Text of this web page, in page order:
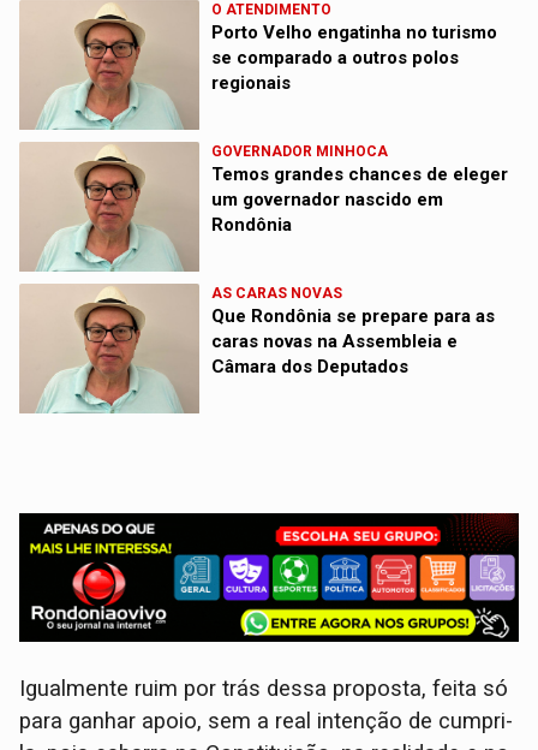
O ATENDIMENTO
Porto Velho engatinha no turismo
se comparado a outros polos
regionais
GOVERNADOR MINHOCA
Temos grandes chances de eleger
um governador nascido em
Rondônia
AS CARAS NOVAS
Que Rondônia se prepare para as
caras novas na Assembleia e
Câmara dos Deputados
Igualmente ruim por trás dessa proposta, feita só
para ganhar apoio, sem a real intenção de cumpri-